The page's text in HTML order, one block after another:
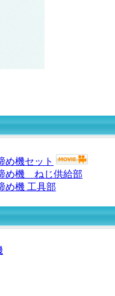
め機セット
め機 ねじ供給部
め機 工具部